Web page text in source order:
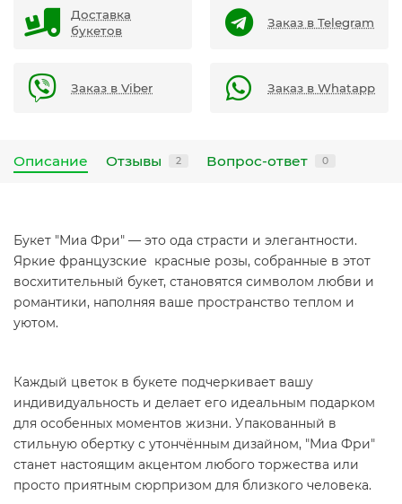
Доставка
букетов
Заказ в Telegram
Заказ в Viber Заказ в Whatapp
Описание Отзывы 2 Вопрос-ответ 0
Букет "Миа Фри" — это ода страсти и элегантности.
Яркие французские красные розы, собранные в этот
восхитительный букет, становятся символом любви и
романтики, наполняя ваше пространство теплом и
уютом.
Каждый цветок в букете подчеркивает вашу
индивидуальность и делает его идеальным подарком
для особенных моментов жизни. Упакованный в
стильную обертку с утончённым дизайном, "Миа Фри"
станет настоящим акцентом любого торжества или
просто приятным сюрпризом для близкого человека.